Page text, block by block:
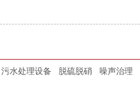
污水处理设备 脱硫脱硝 噪声治理